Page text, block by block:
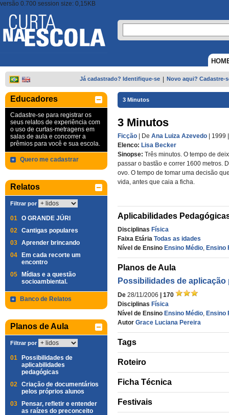
versão 0.700 session size: 0,15KB
Já cadastrado? Identifique-se Novo aqui? Cadastre-
Educadores
Cadastre-se para registrar os
seus relatos de experiência com
o uso de curtas-metragens em
salas de aula e concorrer a
prêmios para você e sua escola.
Quero me cadastrar
Relatos
Filtrar por
01 O GRANDE JÚRI
02 Cantigas populares
03 Aprender brincando
04
Em cada recorte um
encontro
05
Mídias e a questão
socioambiental.
Banco de Relatos
Planos de Aula
Filtrar por
01
Possibilidades de
aplicabilidades
pedagógicas
02 Criação de documentários
pelos próprios alunos
03
Pensar, refletir e entender
as raízes do preconceito
3 Minutos
3 Minutos
Ficção | De Ana Luiza Azevedo | 1999
Elenco: Lisa Becker
Sinopse: Três minutos. O tempo de
passar o bastão e correr 1600 metros.
ovo. O tempo de tomar uma decisão
vida, antes que caia a ficha.
Aplicabilidades
Disciplinas Física
Faixa Etária Todas as idades
Nível de Ensino Ensino Médio, Ensino
Planos de Aula
Possibilidades de aplicação
De 28/11/2006
| 170
Disciplinas Física
Nível de Ensino Ensino Médio, Ensino
Autor Grace Luciana Pereira
Tags
Roteiro
Ficha Técnica
Festivais